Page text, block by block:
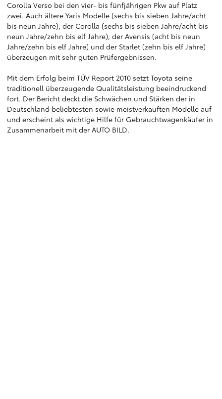
Corolla Verso bei den vier- bis fünfjährigen Pkw auf Platz
zwei. Auch ältere Yaris Modelle (sechs bis sieben Jahre/acht
bis neun Jahre), der Corolla (sechs bis sieben Jahre/acht bis
neun Jahre/zehn bis elf Jahre), der Avensis (acht bis neun
Jahre/zehn bis elf Jahre) und der Starlet (zehn bis elf Jahre)
überzeugen mit sehr guten Prüfergebnissen.
Mit dem Erfolg beim TÜV Report 2010 setzt Toyota seine
traditionell überzeugende Qualitätsleistung beeindruckend
fort. Der Bericht deckt die Schwächen und Stärken der in
Deutschland beliebtesten sowie meistverkauften Modelle auf
und erscheint als wichtige Hilfe für Gebrauchtwagenkäufer in
Zusammenarbeit mit der AUTO BILD.